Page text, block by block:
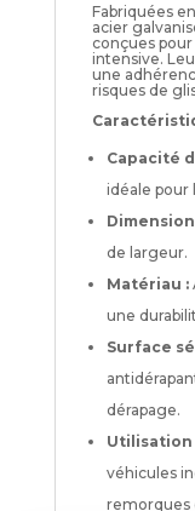
Fabriquées
acier
conçues
intensive.
une
risques de
Capacité
idéale pour
de largeur.
Matériau :
une
Surface
dérapage.
Utilisation
véhicules
remorques